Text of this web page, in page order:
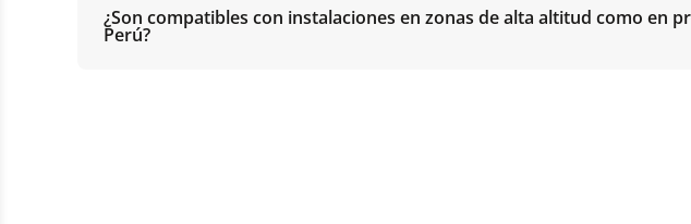
¿Son compatibles con instalaciones en zonas de alta altitud como en
Perú?